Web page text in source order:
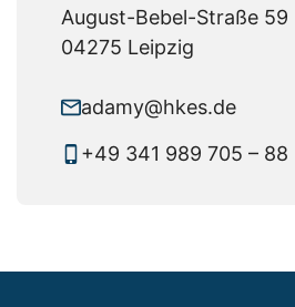
August-Bebel-Straße 59
04275 Leipzig
adamy@hkes.de
+49 341 989 705 – 88